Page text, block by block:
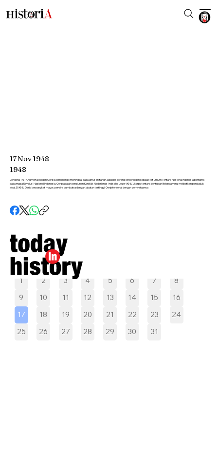
Pilih tanggal
1 2 3 4 5 6 7
8
9
10 11 12 13 14 15
16
17
18 19 20 21 22 23
24
25
26 27 28 29 30 31
17Nov1948
1948
Jenderal TNI (Anumerta) Raden Oerip Soemohardjo meninggal pada umur 55 tahun, adalah seorang jenderal dan kepala staf umum Tentara Nasional Indonesia pertama
pada masa Revolusi Nasional Indonesia. Oerip adalah pensiunan Koniklijk Nederlands-Indische Leger (KNIL), korps tentara bentukan Belanda yang melibatkan penduduk
lokal. Di KNIL Oerip berpangkat mayor, perwira bumiputra dengan jabatan tertinggi. Oerip terkenal dengan pernyataanya